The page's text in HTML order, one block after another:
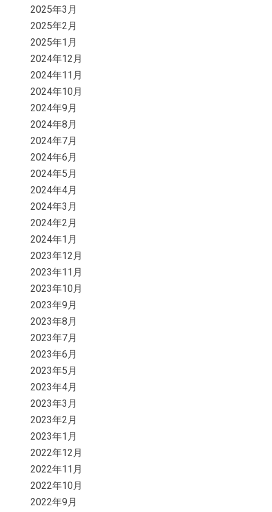
2025年3月
2025年2月
2025年1月
2024年12月
2024年11月
2024年10月
2024年9月
2024年8月
2024年7月
2024年6月
2024年5月
2024年4月
2024年3月
2024年2月
2024年1月
2023年12月
2023年11月
2023年10月
2023年9月
2023年8月
2023年7月
2023年6月
2023年5月
2023年4月
2023年3月
2023年2月
2023年1月
2022年12月
2022年11月
2022年10月
2022年9月